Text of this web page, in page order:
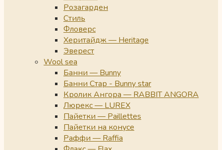
Розагарден
Стиль
Фловерс
Херитайдж — Heritage
Эверест
Wool sea
Банни — Bunny
Банни Стар - Bunny star
Кролик Ангора — RABBIT ANGORA
Люрекс — LUREX
Пайетки — Paillettes
Пайетки на конусе
Раффи — Raffia